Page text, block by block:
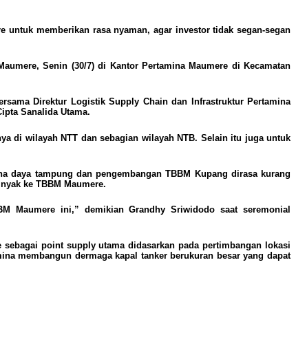
untuk memberikan rasa nyaman, agar investor tidak segan-segan
Senin (30/7) di Kantor Pertamina Maumere di Kecamatan
Direktur Logistik Supply Chain dan Infrastruktur Pertamina
Sanalida Utama.
di wilayah NTT dan sebagian wilayah NTB. Selain itu juga untuk
tampung dan pengembangan TBBM Kupang dirasa kurang
ke TBBM Maumere.
Maumere ini,” demikian Grandhy Sriwidodo saat seremonial
point supply utama didasarkan pada pertimbangan lokasi
membangun dermaga kapal tanker berukuran besar yang dapat